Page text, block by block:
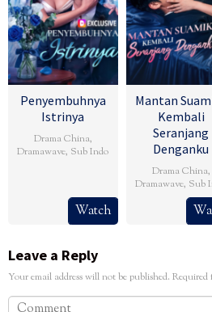
Penyembuhnya
Istrinya
Drama China,
Dramawave, Sub Indo
Watch
Mantan
Kembali
Seranjang
Denganku
Drama China,
Dramawave, Sub
Leave a Reply
Your email address will not be published. Required